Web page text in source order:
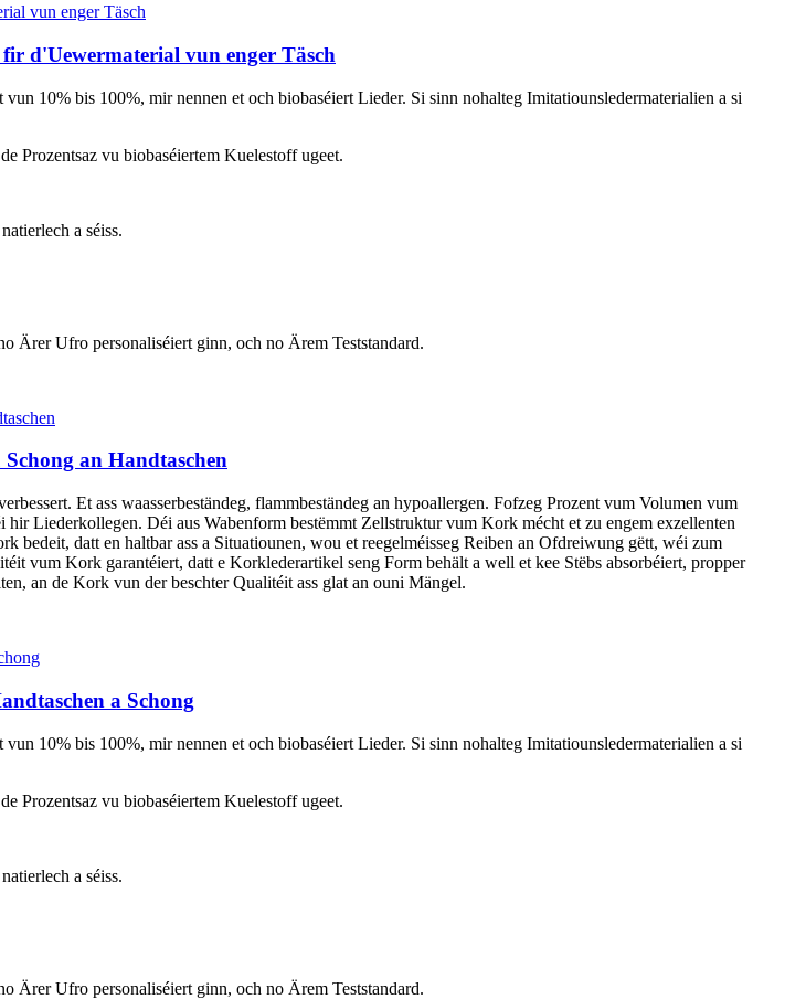
d'Uewermaterial vun enger Täsch
10% bis 100%, mir nennen et och biobaséiert Lieder. Si sinn nohalteg Imitatiounsledermaterialien a si
Prozentsaz vu biobaséiertem Kuelestoff ugeet.
a séiss.
Ärer Ufro personaliséiert ginn, och no Ärem Teststandard.
an Handtaschen
Et ass waasserbeständeg, flammbeständeg an hypoallergen. Fofzeg Prozent vum Volumen vum
hir Liederkollegen. Déi aus Wabenform bestëmmt Zellstruktur vum Kork mécht et zu engem exzellenten
bedeit, datt en haltbar ass a Situatiounen, wou et reegelméisseg Reiben an Ofdreiwung gëtt, wéi zum
vum Kork garantéiert, datt e Korklederartikel seng Form behält a well et kee Stëbs absorbéiert, propper
an de Kork vun der beschter Qualitéit ass glat an ouni Mängel.
a Schong
10% bis 100%, mir nennen et och biobaséiert Lieder. Si sinn nohalteg Imitatiounsledermaterialien a si
Prozentsaz vu biobaséiertem Kuelestoff ugeet.
a séiss.
Ärer Ufro personaliséiert ginn, och no Ärem Teststandard.